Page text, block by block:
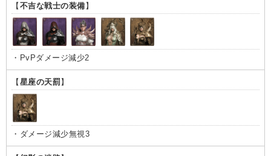
【 不吉な戦士の装備 】
・PvPダメージ減少2
【 星座の天罰 】
・ダメージ減少無視3